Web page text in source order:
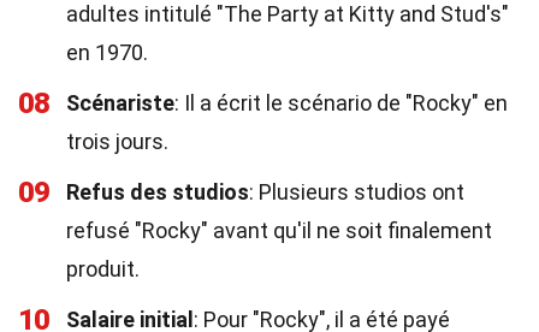
adultes intitulé "The Party at Kitty and Stud's"
en 1970.
08 Scénariste: Il a écrit le scénario de "Rocky" en
trois jours.
09 Refus des studios: Plusieurs studios ont
refusé "Rocky" avant qu'il ne soit finalement
produit.
10 Salaire initial : Pour "Rocky", il a été payé